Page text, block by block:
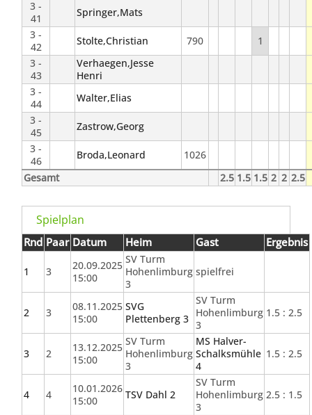
3 -
41
Springer,Mats
3 -
42
Stolte,Christian 790
1
3 -
43
Verhaegen,Jesse
Henri
3 -
44
Walter,Elias
3 -
45
Zastrow,Georg
3 -
46
Broda,Leonard
1026
Gesamt
2.5 1.5 1.5 2 2 2.5
Spielplan
Rnd Paar Datum Heim Gast Ergebnis
1 3
20.09.2025
15:00
SV Turm
Hohenlimburg
3
spielfrei
2 3
08.11.2025
15:00
SVG
Plettenberg 3
SV Turm
Hohenlimburg
3
1.5 : 2.5
3 2
13.12.2025
15:00
SV Turm
Hohenlimburg
3
MS Halver-
Schalksmühle
4
1.5 : 2.5
4 4
10.01.2026
15:00
TSV Dahl 2
SV Turm
Hohenlimburg
3
2.5 : 1.5